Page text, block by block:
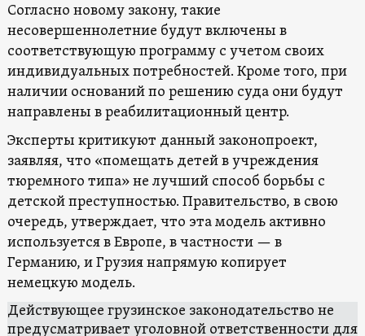
Согласно новому закону, такие
несовершеннолетние будут включены в
соответствующую программу с учетом своих
индивидуальных потребностей. Кроме того, при
наличии оснований по решению суда они будут
направлены в реабилитационный центр.
Эксперты критикуют данный законопроект,
заявляя, что «помещать детей в учреждения
тюремного типа» не лучший способ борьбы с
детской преступностью. Правительство, в свою
очередь, утверждает, что эта модель активно
используется в Европе, в частности — в
Германию, и Грузия напрямую копирует
немецкую модель.
Действующее грузинское законодательство не
предусматривает уголовной ответственности для